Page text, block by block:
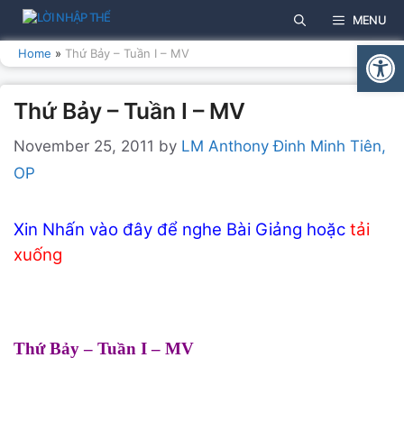
Skip
to
content
MENU
Home » Thứ Bảy – Tuần I – MV
Thứ Bảy – Tuần I – MV
November 25, 2011 by LM Anthony Đinh Minh Tiên,
OP
Xin Nhấn vào đây để nghe Bài Giảng hoặc tải
xuống
Thứ Bảy – Tuần I – MV